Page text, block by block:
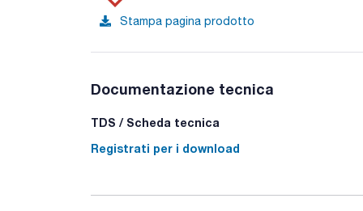
Stampa pagina prodotto
Documentazione tecnica
TDS / Scheda tecnica
Registrati per i download